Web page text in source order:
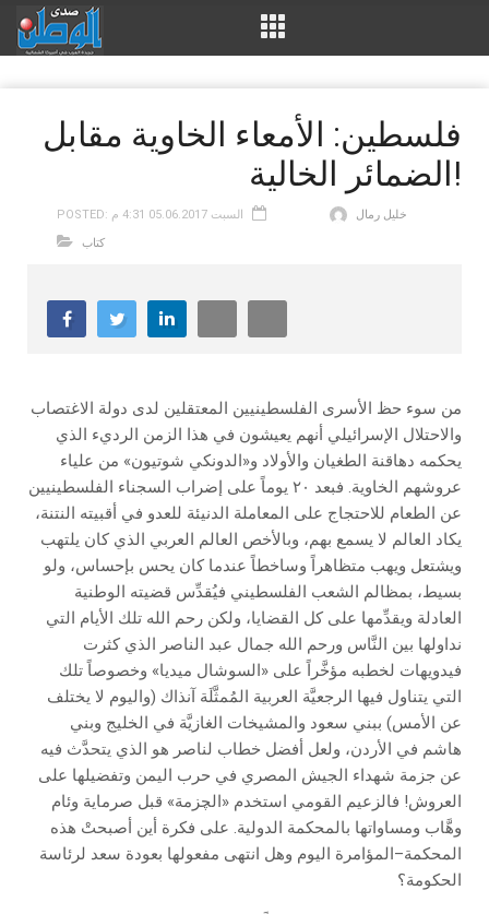
فلسطين: الأمعاء الخاوية مقابل
الضمائر الخالية!
POSTED: السبت 05.06.2017 4:31 م
خليل رمال
كتاب
من سوء حظ الأسرى الفلسطينيين المعتقلين لدى دولة الاغتصاب
والاحتلال الإسرائيلي أنهم يعيشون في هذا الزمن الرديء الذي
يحكمه دهاقنة الطغيان والأولاد و«الدونكي شوتيون» من علياء
عروشهم الخاوية. فبعد ٢٠ يوماً على إضراب السجناء الفلسطينيين
عن الطعام للاحتجاج على المعاملة الدنيئة للعدو في أقبيته النتنة،
يكاد العالم لا يسمع بهم، وبالأخص العالم العربي الذي كان يلتهب
ويشتعل ويهب متظاهراً وساخطاً عندما كان يحس بإحساس، ولو
بسيط، بمظالم الشعب الفلسطيني فيُقدِّس قضيته الوطنية
العادلة ويقدِّمها على كل القضايا، ولكن رحم الله تلك الأيام التي
نداولها بين النَّاس ورحم الله جمال عبد الناصر الذي كثرت
فيدويهات لخطبه مؤخَّراً على «السوشال ميديا» وخصوصاً تلك
التي يتناول فيها الرجعيَّة العربية المُمثَّلَة آنذاك (واليوم لا يختلف
عن الأمس) ببني سعود والمشيخات الغازيَّة في الخليج وبني
هاشم في الأردن، ولعل أفضل خطاب لناصر هو الذي يتحدَّث فيه
عن جزمة شهداء الجيش المصري في حرب اليمن وتفضيلها على
العروش! فالزعيم القومي استخدم «الچزمة» قبل صرماية وئام
وهَّاب ومساواتها بالمحكمة الدولية. على فكرة أين أصبحتْ هذه
المحكمة–المؤامرة اليوم وهل انتهى مفعولها بعودة سعد لرئاسة
الحكومة؟